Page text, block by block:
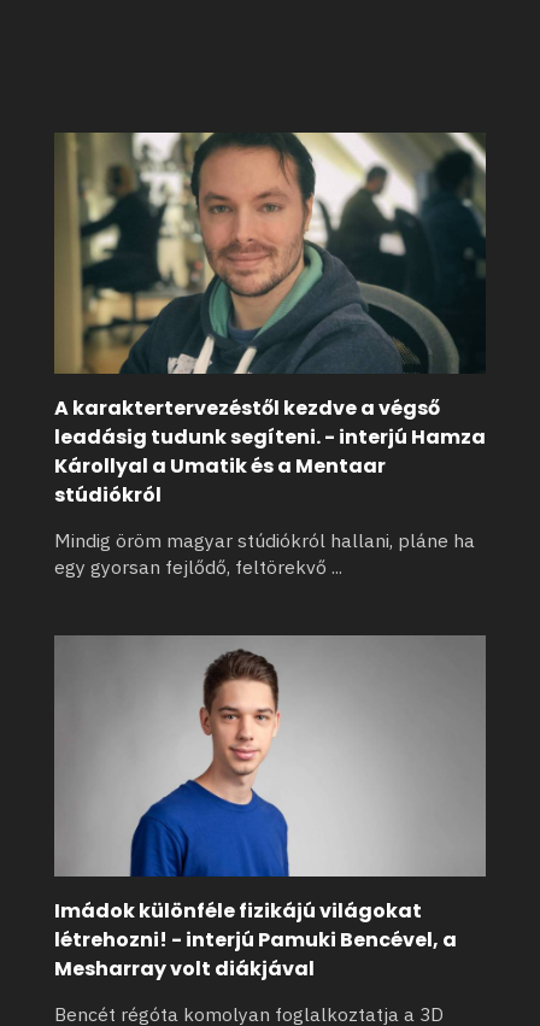
A karaktertervezéstől kezdve a végső
leadásig tudunk segíteni. - interjú Hamza
Károllyal a Umatik és a Mentaar
stúdiókról
Mindig öröm magyar stúdiókról hallani, pláne ha
egy gyorsan fejlődő, feltörekvő ...
Imádok különféle fizikájú világokat
létrehozni! - interjú Pamuki Bencével, a
Mesharray volt diákjával
Bencét régóta komolyan foglalkoztatja a 3D